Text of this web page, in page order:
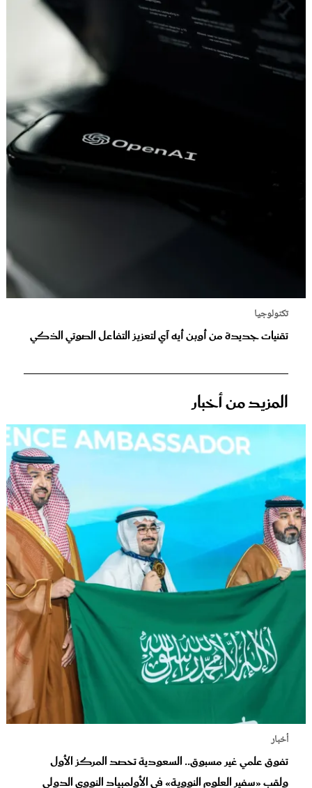
تكنولوجيا
تقنيات جديدة من أوبن أيه آي لتعزيز التفاعل الصوتي الذكي
المزيد من أخبار
أخبار
تفوق علمي غير مسبوق.. السعودية تحصد المركز الأول
ولقب «سفير العلوم النووية» في الأولمبياد النووي الدولي